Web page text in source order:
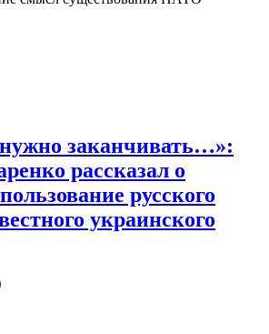
заканчивать…»:
рассказал о
русского
украинского